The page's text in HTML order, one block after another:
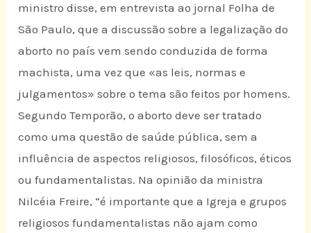
ministro disse, em entrevista ao jornal Folha de
São Paulo, que a discussão sobre a legalização do
aborto no país vem sendo conduzida de forma
machista, uma vez que «as leis, normas e
julgamentos» sobre o tema são feitos por homens.
Segundo Temporão, o aborto deve ser tratado
como uma questão de saúde pública, sem a
influência de aspectos religiosos, filosóficos, éticos
ou fundamentalistas. Na opinião da ministra
Nilcéia Freire, “é importante que a Igreja e grupos
religiosos fundamentalistas não ajam como